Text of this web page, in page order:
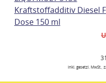
Kraftstoffadditiv Diesel
Dose 150 ml
inkl. gesetzl. MwSt.,